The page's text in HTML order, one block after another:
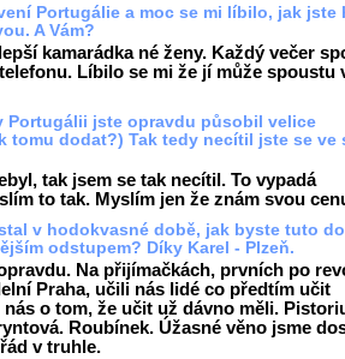
Portugálie a moc se mi líbilo, jak jste
A Vám?
kamarádka né ženy. Každý večer
Líbilo se mi že jí může spoustu
Portugálii jste opravdu působil velice
tomu dodat?) Tak tedy necítil jste se ve
tak jsem se tak necítil. To vypadá
to tak. Myslím jen že znám svou
v hodokvasné době, jak byste tuto
odstupem? Díky Karel - Plzeň.
Na přijímačkách, prvních po
Praha, učili nás lidé co předtím učit
o tom, že učit už dávno měli.
Roubínek. Úžasné věno jsme
v truhle.